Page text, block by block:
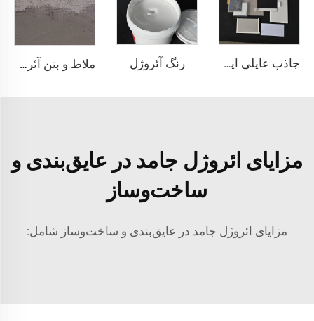
جاذب عایلی ایروژل رنگ آئروژل ملاط و بتن آئروژل
مزایای ائروژل جامد در عایق‌بندی و
ساخت‌وساز
مزایای ائروژل جامد در عایق‌بندی و ساخت‌وساز شامل: